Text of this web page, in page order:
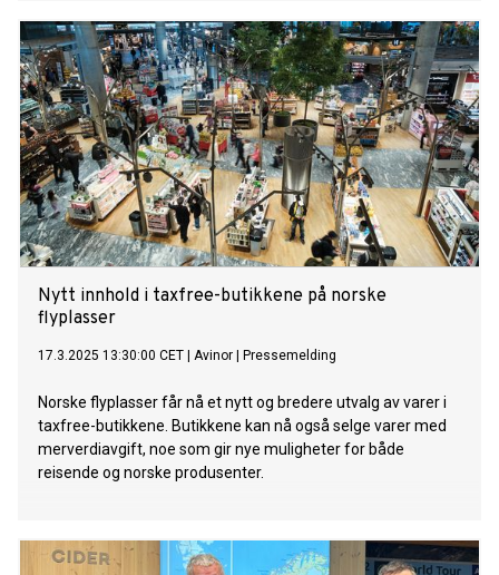
Nytt innhold i taxfree-butikkene på norske
flyplasser
17.3.2025 13:30:00 CET Avinor Pressemelding
Norske flyplasser får nå et nytt og bredere utvalg av varer i
taxfree-butikkene. Butikkene kan nå også selge varer med
merverdiavgift, noe som gir nye muligheter for både
reisende og norske produsenter.